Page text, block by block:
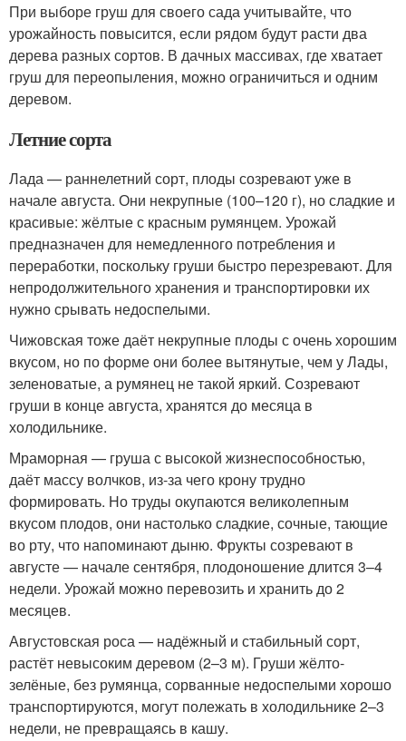
При выборе груш для своего сада учитывайте, что
урожайность повысится, если рядом будут расти два
дерева разных сортов. В дачных массивах, где хватает
груш для переопыления, можно ограничиться и одним
деревом.
Летние сорта
Лада — раннелетний сорт, плоды созревают уже в
начале августа. Они некрупные (100–120 г), но сладкие и
красивые: жёлтые с красным румянцем. Урожай
предназначен для немедленного потребления и
переработки, поскольку груши быстро перезревают. Для
непродолжительного хранения и транспортировки их
нужно срывать недоспелыми.
Чижовская тоже даёт некрупные плоды с очень хорошим
вкусом, но по форме они более вытянутые, чем у Лады,
зеленоватые, а румянец не такой яркий. Созревают
груши в конце августа, хранятся до месяца в
холодильнике.
Мраморная — груша с высокой жизнеспособностью,
даёт массу волчков, из-за чего крону трудно
формировать. Но труды окупаются великолепным
вкусом плодов, они настолько сладкие, сочные, тающие
во рту, что напоминают дыню. Фрукты созревают в
августе — начале сентября, плодоношение длится 3–4
недели. Урожай можно перевозить и хранить до 2
месяцев.
Августовская роса — надёжный и стабильный сорт,
растёт невысоким деревом (2–3 м). Груши жёлто-
зелёные, без румянца, сорванные недоспелыми хорошо
транспортируются, могут полежать в холодильнике 2–3
недели, не превращаясь в кашу.